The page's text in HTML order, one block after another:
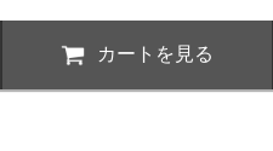
カートを見る